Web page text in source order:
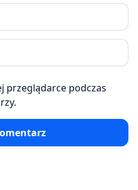
przeglądarce podczas